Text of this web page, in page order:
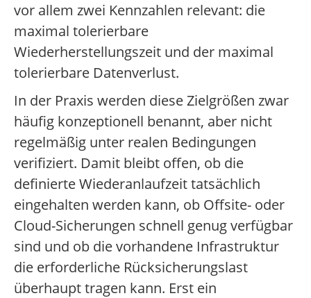
vor allem zwei Kennzahlen relevant: die
maximal tolerierbare
Wiederherstellungszeit und der maximal
tolerierbare Datenverlust.
In der Praxis werden diese Zielgrößen zwar
häufig konzeptionell benannt, aber nicht
regelmäßig unter realen Bedingungen
verifiziert. Damit bleibt offen, ob die
definierte Wiederanlaufzeit tatsächlich
eingehalten werden kann, ob Offsite- oder
Cloud-Sicherungen schnell genug verfügbar
sind und ob die vorhandene Infrastruktur
die erforderliche Rücksicherungslast
überhaupt tragen kann. Erst ein